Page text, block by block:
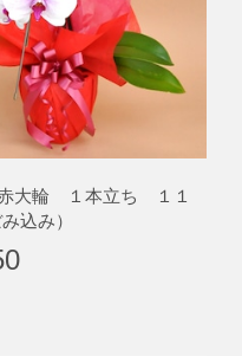
大輪 １本立ち １１
込み）